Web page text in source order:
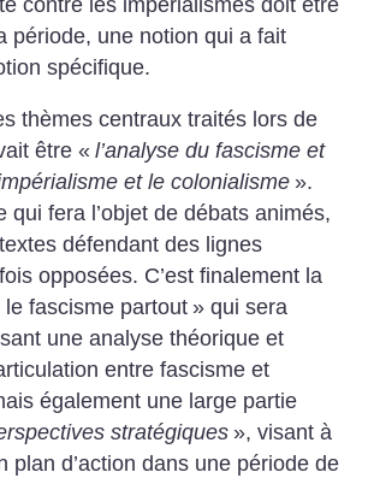
période, une notion qui a fait
spécifique.
thèmes centraux traités lors de
être « l’analyse du fascisme et
et le colonialisme ».
qui fera l’objet de débats animés,
défendant des lignes
opposées. C’est finalement la
le fascisme ­partout » qui sera
une analyse théorique et
­entre fascisme et
également une large partie
stratégiques », visant à
plan d’action dans une période de